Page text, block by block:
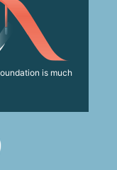
is much